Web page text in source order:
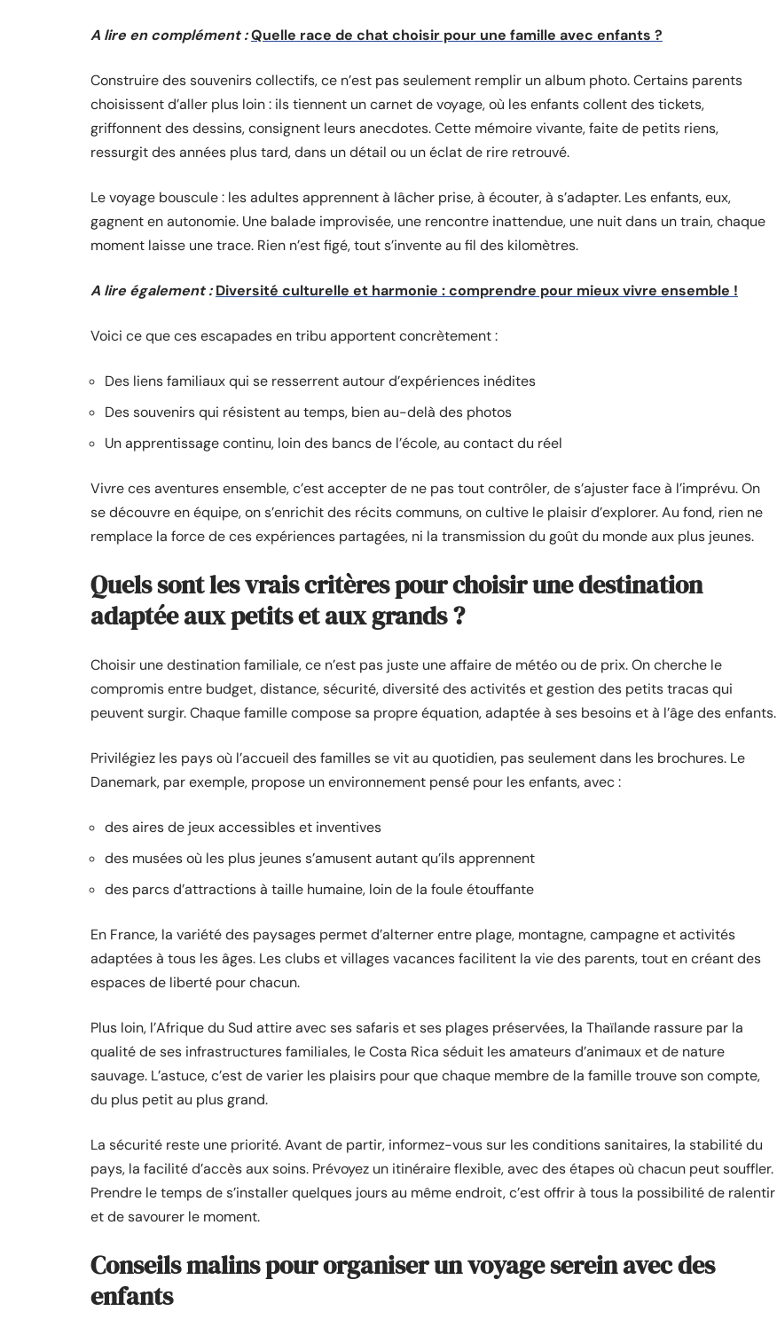
A lire en complément :Quelle race de chat choisir pour une famille avec enfants ?
Construire des souvenirs collectifs, ce n’est pas seulement remplir un album photo. Certains parents
choisissent d’aller plus loin : ils tiennent un carnet de voyage, où les enfants collent des tickets,
griffonnent des dessins, consignent leurs anecdotes. Cette mémoire vivante, faite de petits riens,
ressurgit des années plus tard, dans un détail ou un éclat de rire retrouvé.
Le voyage bouscule : les adultes apprennent à lâcher prise, à écouter, à s’adapter. Les enfants, eux,
gagnent en autonomie. Une balade improvisée, une rencontre inattendue, une nuit dans un train, chaque
moment laisse une trace. Rien n’est figé, tout s’invente au fil des kilomètres.
A lire également : Diversité culturelle et harmonie : comprendre pour mieux vivre ensemble !
Voici ce que ces escapades en tribu apportent concrètement :
Des liens familiaux qui se resserrent autour d’expériences inédites
Des souvenirs qui résistent au temps, bien au-delà des photos
Un apprentissage continu, loin des bancs de l’école, au contact du réel
Vivre ces aventures ensemble, c’est accepter de ne pas tout contrôler, de s’ajuster face à l’imprévu. On
se découvre en équipe, on s’enrichit des récits communs, on cultive le plaisir d’explorer. Au fond, rien ne
remplace la force de ces expériences partagées, ni la transmission du goût du monde aux plus jeunes.
Quels sont les vrais critères pour choisir une destination
adaptée aux petits et aux grands ?
Choisir une destination familiale, ce n’est pas juste une affaire de météo ou de prix. On cherche le
compromis entre budget, distance, sécurité, diversité des activités et gestion des petits tracas qui
peuvent surgir. Chaque famille compose sa propre équation, adaptée à ses besoins et à l’âge des enfants.
Privilégiez les pays où l’accueil des familles se vit au quotidien, pas seulement dans les brochures. Le
Danemark, par exemple, propose un environnement pensé pour les enfants, avec :
des aires de jeux accessibles et inventives
des musées où les plus jeunes s’amusent autant qu’ils apprennent
des parcs d’attractions à taille humaine, loin de la foule étouffante
En France, la variété des paysages permet d’alterner entre plage, montagne, campagne et activités
adaptées à tous les âges. Les clubs et villages vacances facilitent la vie des parents, tout en créant des
espaces de liberté pour chacun.
Plus loin, l’Afrique du Sud attire avec ses safaris et ses plages préservées, la Thaïlande rassure par la
qualité de ses infrastructures familiales, le Costa Rica séduit les amateurs d’animaux et de nature
sauvage. L’astuce, c’est de varier les plaisirs pour que chaque membre de la famille trouve son compte,
du plus petit au plus grand.
La sécurité reste une priorité. Avant de partir, informez-vous sur les conditions sanitaires, la stabilité du
pays, la facilité d’accès aux soins. Prévoyez un itinéraire flexible, avec des étapes où chacun peut souffler.
Prendre le temps de s’installer quelques jours au même endroit, c’est offrir à tous la possibilité de ralentir
et de savourer le moment.
Conseils malins pour organiser un voyage serein avec des
enfants